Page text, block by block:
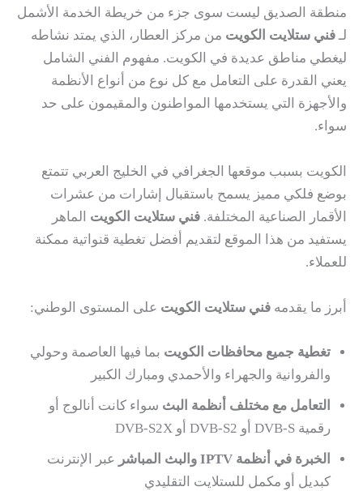
منطقة الصديق ليست سوى جزء من خريطة الخدمة الأشمل
لـ فني ستلايت الكويت من مركز العطار، الذي يمتد نشاطه
ليغطي مناطق عديدة في الكويت. مفهوم الفني الشامل
يعني القدرة على التعامل مع كل نوع من أنواع الأنظمة
والأجهزة التي يستخدمها المواطنون والمقيمون على حد
سواء.
الكويت بسبب موقعها الجغرافي في الخليج العربي تتمتع
بوضع فلكي مميز يسمح باستقبال إشارات من عشرات
الأقمار الصناعية المختلفة. فني ستلايت الكويت الماهر
يستفيد من هذا الموقع لتقديم أفضل تغطية قنواتية ممكنة
للعملاء.
أبرز ما يقدمه فني ستلايت الكويت على المستوى الوطني:
تغطية جميع محافظات الكويت بما فيها العاصمة وحولي
والفروانية والجهراء والأحمدي ومبارك الكبير
التعامل مع مختلف أنظمة البث سواء كانت أنالوج أو
رقمية DVB-S أو DVB-S2 أو DVB-S2X
الخبرة في أنظمة IPTV والبث المباشر
عبر الإنترنت
كبديل أو مكمل للستلايت التقليدي